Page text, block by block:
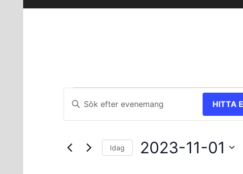
Evenemang
för
1
Views
Ange
nyckelord.
Sök
Evenemang
HITTA
Idag 2023-11-01